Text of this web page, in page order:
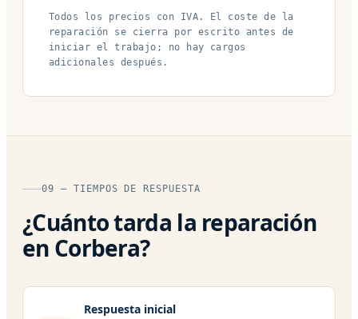
Todos los precios con IVA. El coste de la
reparación se cierra por escrito antes de
iniciar el trabajo; no hay cargos
adicionales después.
09 — TIEMPOS DE RESPUESTA
¿Cuánto tarda la reparación
en Corbera?
Respuesta inicial